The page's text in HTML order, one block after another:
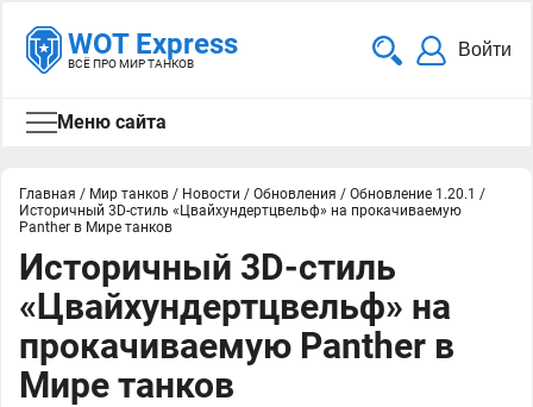
WOT Express
ВСЁ ПРО МИР ТАНКОВ
Войти
Меню сайта
Главная / Мир танков / Новости / Обновления / Обновление 1.20.1 /
Историчный 3D-стиль «Цвайхундертцвельф» на прокачиваемую
Panther в Мире танков
Историчный 3D-стиль
«Цвайхундертцвельф» на
прокачиваемую Panther в
Мире танков